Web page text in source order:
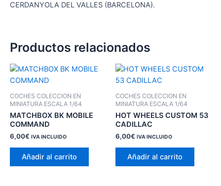
CERDANYOLA DEL VALLES (BARCELONA).
Productos relacionados
COCHES COLECCION EN
MINIATURA ESCALA 1/64
MATCHBOX BK MOBILE
COMMAND
6,00€ IVA INCLUIDO
Añadir al carrito
COCHES COLECCION EN
MINIATURA ESCALA 1/64
HOT WHEELS CUSTOM 53
CADILLAC
6,00€ IVA INCLUIDO
Añadir al carrito